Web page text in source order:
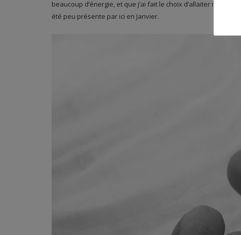
beaucoup d’énergie, et que j’ai fait le choix d’allaiter mon
été peu présente par ici en Janvier.